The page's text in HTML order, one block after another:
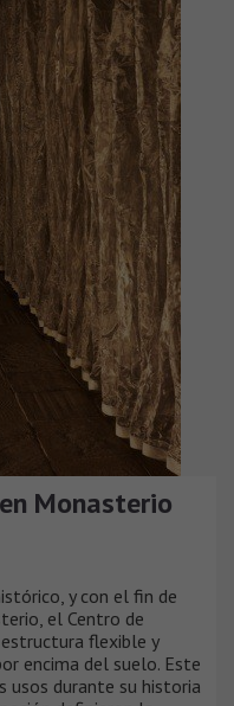
Monasterio
y con el fin de
el Centro de
flexible y
encima del suelo. Este
usos durante su historia